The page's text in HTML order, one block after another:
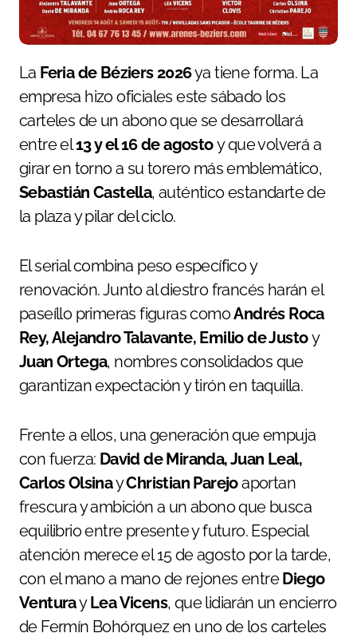
La Feria de Béziers 2026ya tiene forma. La
empresa hizo oficiales este sábado los
carteles de un abono que se desarrollará
entre el13 y el 16 de agostoy que volverá a
girar en torno a su torero más emblemático,
Sebastián Castella, auténtico estandarte de
la plaza y pilar del ciclo.
El serial combina peso específico y
renovación. Junto al diestro francés harán el
paseíllo primeras figuras comoAndrés Roca
Rey, Alejandro Talavante, Emilio de Justoy
Juan Ortega, nombres consolidados que
garantizan expectación y tirón en taquilla.
Frente a ellos, una generación que empuja
con fuerza: David de Miranda, Juan Leal,
Carlos OlsinayChristian Parejoaportan
frescura y ambición a un abono que busca
equilibrio entre presente y futuro. Especial
atención merece el 15 de agosto por la tarde,
con el mano a mano de rejones entreDiego
VenturayLea Vicens, que lidiarán un encierro
de Fermín Bohórquez en uno de los carteles